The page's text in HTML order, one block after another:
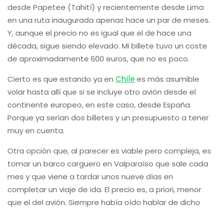
desde Papetee (Tahití) y recientemente desde Lima
en una ruta inaugurada apenas hace un par de meses.
Y, aunque el precio no es igual que el de hace una
década, sigue siendo elevado. Mi billete tuvo un coste
de aproximadamente 600 euros, que no es poco.
Cierto es que estando ya en Chilees más asumible
volar hasta allí que si se incluye otro avión desde el
continente europeo, en este caso, desde España.
Porque ya serían dos billetes y un presupuesto a tener
muy en cuenta.
Otra opción que, al parecer es viable pero compleja, es
tomar un barco carguero en Valparaíso que sale cada
mes y que viene a tardar unos nueve días en
completar un viaje de ida. El precio es, a priori, menor
que el del avión. Siempre había oído hablar de dicho